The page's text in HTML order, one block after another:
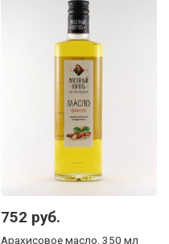
752 руб.
Арахисовое масло, 350 мл